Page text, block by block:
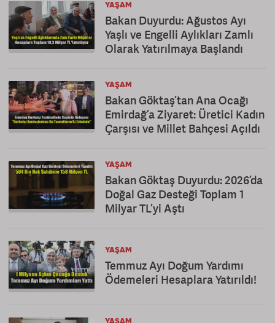
YAŞAM
Bakan Duyurdu: Ağustos Ayı
Yaşlı ve Engelli Aylıkları Zamlı
Olarak Yatırılmaya Başlandı
YAŞAM
Bakan Göktaş’tan Ana Ocağı
Emirdağ’a Ziyaret: Üretici Kadın
Çarşısı ve Millet Bahçesi Açıldı
YAŞAM
Bakan Göktaş Duyurdu: 2026’da
Doğal Gaz Desteği Toplam 1
Milyar TL’yi Aştı
YAŞAM
Temmuz Ayı Doğum Yardımı
Ödemeleri Hesaplara Yatırıldı!
YAŞAM